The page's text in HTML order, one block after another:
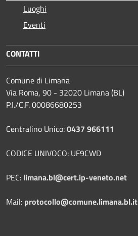
Luoghi
Eventi
CONTATTI
Comune di Limana
Via Roma, 90 - 32020 Limana (BL)
P.I./C.F. 00086680253
Centralino Unico:0437 966111
CODICE UNIVOCO: UF9CWD
PEC: limana.bl@cert.ip-veneto.net
Mail: protocollo@comune.limana.bl.it